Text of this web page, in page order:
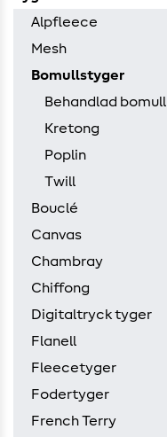
Alpfleece
Mesh
Bomullstyger
Behandlad bomull
Kretong
Poplin
Twill
Bouclé
Canvas
Chambray
Chiffong
Digitaltryck tyger
Flanell
Fleecetyger
Fodertyger
French Terry